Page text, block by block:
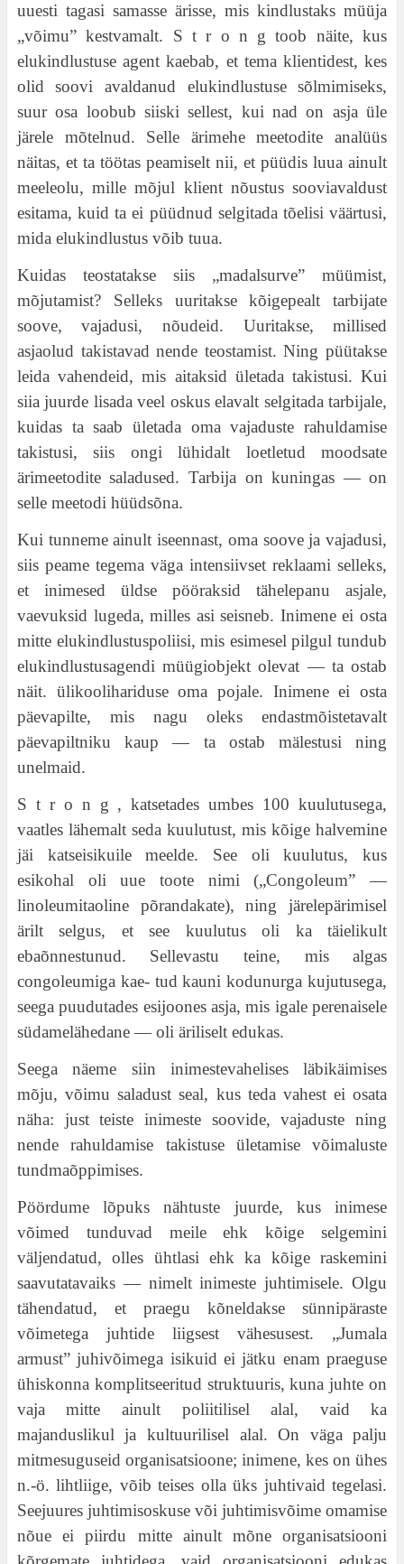
uuesti tagasi samasse ärisse, mis kindlustaks müüja
„võimu” kestvamalt. S t r о n g toob näite, kus
elukindlustuse agent kaebab, et tema klientidest, kes
olid soovi avaldanud elukindlustuse sõlmimiseks,
suur osa loobub siiski sellest, kui nad on asja üle
järele mõtelnud. Selle ärimehe meetodite analüüs
näitas, et ta töötas peamiselt nii, et püüdis luua ainult
meeleolu, mille mõjul klient nõustus sooviavaldust
esitama, kuid ta ei püüdnud selgitada tõelisi väärtusi,
mida elukindlustus võib tuua.
Kuidas teostatakse siis „madalsurve” müümist,
mõjutamist? Selleks uuritakse kõigepealt tarbijate
soove, vajadusi, nõudeid. Uuritakse, millised
asjaolud takistavad nende teostamist. Ning püütakse
leida vahendeid, mis aitaksid ületada takistusi. Kui
siia juurde lisada veel oskus elavalt selgitada tarbijale,
kuidas ta saab ületada oma vajaduste rahuldamise
takistusi, siis ongi lühidalt loetletud moodsate
ärimeetodite saladused. Tarbija on kuningas — on
selle meetodi hüüdsõna.
Kui tunneme ainult iseennast, oma soove ja vajadusi,
siis peame tegema väga intensiivset reklaami selleks,
et inimesed üldse pööraksid tähelepanu asjale,
vaevuksid lugeda, milles asi seisneb. Inimene ei osta
mitte elukindlustuspoliisi, mis esimesel pilgul tundub
elukindlustusagendi müügiobjekt olevat — ta ostab
näit. ülikoolihariduse oma pojale. Inimene ei osta
päevapilte, mis nagu oleks endastmõistetavalt
päevapiltniku kaup — ta ostab mälestusi ning
unelmaid.
S t r o n g , katsetades umbes 100 kuulutusega,
vaatles lähemalt seda kuulutust, mis kõige halvemine
jäi katseisikuile meelde. See oli kuulutus, kus
esikohal oli uue toote nimi („Congoleum” —
linoleumitaoline põrandakate), ning järelepärimisel
ärilt selgus, et see kuulutus oli ka täielikult
ebaõnnestunud. Sellevastu teine, mis algas
congoleumiga kae- tud kauni kodunurga kujutusega,
seega puudutades esijoones asja, mis igale perenaisele
südamelähedane — oli äriliselt edukas.
Seega näeme siin inimestevahelises läbikäimises
mõju, võimu saladust seal, kus teda vahest ei osata
näha: just teiste inimeste soovide, vajaduste ning
nende rahuldamise takistuse ületamise võimaluste
tundmaõppimises.
Pöördume lõpuks nähtuste juurde, kus inimese
võimed tunduvad meile ehk kõige selgemini
väljendatud, olles ühtlasi ehk ka kõige raskemini
saavutatavaiks — nimelt inimeste juhtimisele. Olgu
tähendatud, et praegu kõneldakse sünnipäraste
võimetega juhtide liigsest vähesusest. „Jumala
armust” juhivõimega isikuid ei jätku enam praeguse
ühiskonna komplitseeritud struktuuris, kuna juhte on
vaja mitte ainult poliitilisel alal, vaid ka
majanduslikul ja kultuurilisel alal. On väga palju
mitmesuguseid organisatsioone; inimene, kes on ühes
n.-ö. lihtliige, võib teises olla üks juhtivaid tegelasi.
Seejuures juhtimisoskuse või juhtimisvõime omamise
nõue ei piirdu mitte ainult mõne organisatsiooni